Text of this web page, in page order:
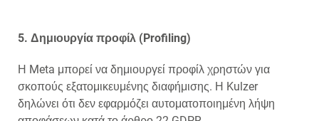
5. Δημιουργία προφίλ (Profiling)
Η Meta μπορεί να δημιουργεί προφίλ χρηστών για
σκοπούς εξατομικευμένης διαφήμισης. Η Kulzer
δηλώνει ότι δεν εφαρμόζει αυτοματοποιημένη λήψη